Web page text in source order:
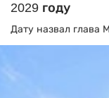
2029 году
Дату назвал глава